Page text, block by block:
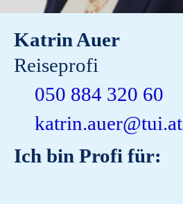
Katrin Auer
Reiseprofi
050 884 320 60
katrin.auer@tui.at
Ich bin Profi für: